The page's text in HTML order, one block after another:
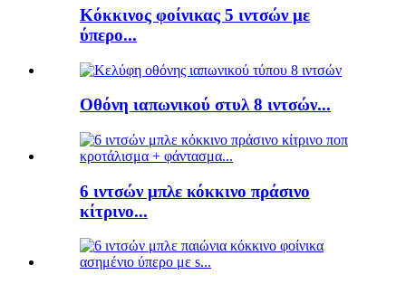
Κόκκινος φοίνικας 5 ιντσών με
ύπερο...
Οθόνη ιαπωνικού στυλ 8 ιντσών...
6 ιντσών μπλε κόκκινο πράσινο
κίτρινο...